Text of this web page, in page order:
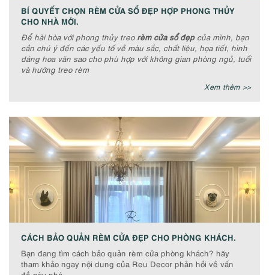
BÍ QUYẾT CHỌN RÈM CỬA SỔ ĐẸP HỢP PHONG THỦY
CHO NHÀ MỚI.
Để hài hòa với phong thủy treo rèm cửa sổ đẹpcủa mình, bạn
cần chú ý đến các yếu tố về màu sắc, chất liệu, họa tiết, hình
dáng hoa văn sao cho phù hợp với không gian phòng ngủ, tuổi
và hướng treo rèm
Xem thêm >>
CÁCH BẢO QUẢN RÈM CỬA ĐẸP CHO PHÒNG KHÁCH.
Bạn đang tìm cách bảo quản rèm cửa phòng khách? hãy
tham khảo ngay nội dung của Reu Decor phản hồi về vấn